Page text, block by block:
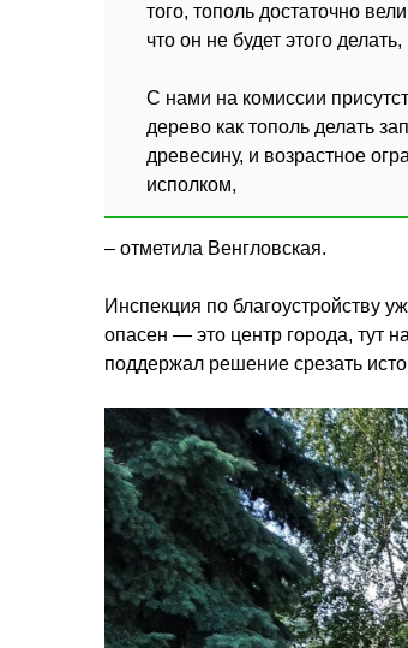
того, тополь достаточно
что он не будет этого
С нами на комиссии
дерево как тополь делать
древесину, и возрастное
исполком,
– отметила Венгловская.
Инспекция по благоустройству
опасен — это центр города, тут
поддержал решение срезать